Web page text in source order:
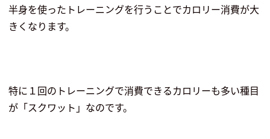
半身を使ったトレーニングを行うことでカロリー消費が大
きくなります。
特に１回のトレーニングで消費できるカロリーも多い種目
が「スクワット」なのです。